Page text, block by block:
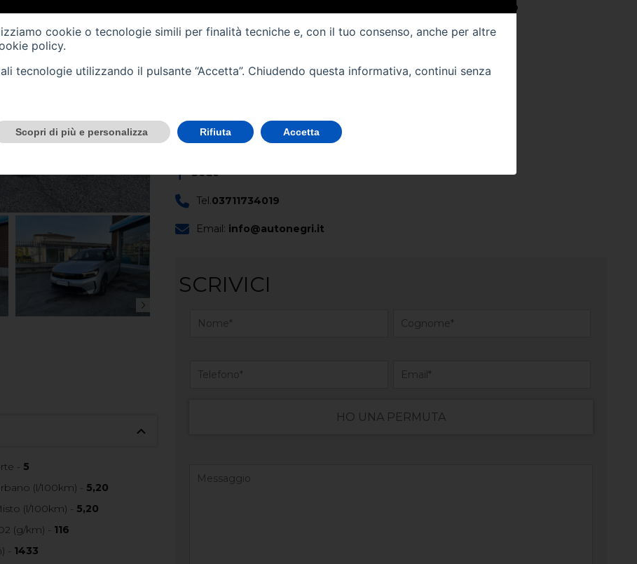
- 5
(l/100km) - 5,20
(l/100km) - 5,20
(g/km) - 116
- 1433
Cilindrata (cc) -1199
Cambio -manuale (6)
NERO
Km -18000
CONTATTACI DIRETTAMENTE
Sede
Tel.03711734019
Email: info@autonegri.it
SCRIVICI
HO UNA PERMUTA
cookie o tecnologie simili per finalità tecniche e, con il tuo consenso, anche per altre
policy.
tecnologie utilizzando il pulsante “Accetta”. Chiudendo questa informativa, continui senza
Scopri di più e personalizza Rifiuta Accetta